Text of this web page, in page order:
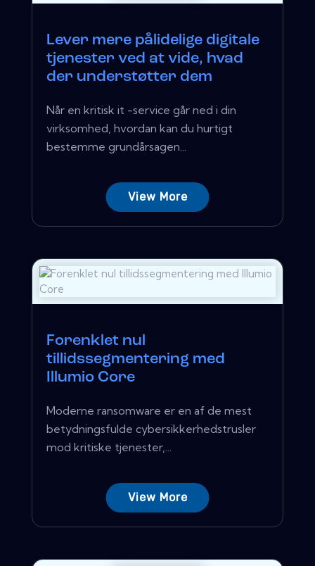
Lever mere pålidelige digitale
tjenester ved at vide, hvad
der understøtter dem
Når en kritisk it -service går ned i din
virksomhed, hvordan kan du hurtigt
bestemme grundårsagen...
View More
Forenklet nul
tillidssegmentering med
Illumio Core
Moderne ransomware er en af ​​de mest
betydningsfulde cybersikkerhedstrusler
mod kritiske tjenester,...
View More